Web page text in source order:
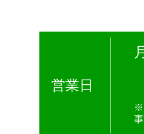
営業日
※